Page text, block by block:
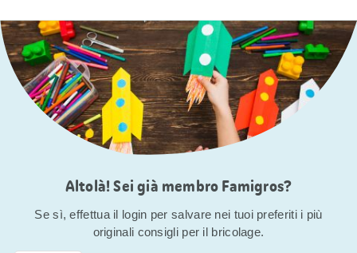
Altolà! Sei già membro Famigros?
Se sì, effettua il login per salvare nei tuoi preferiti i più
originali consigli per il bricolage.